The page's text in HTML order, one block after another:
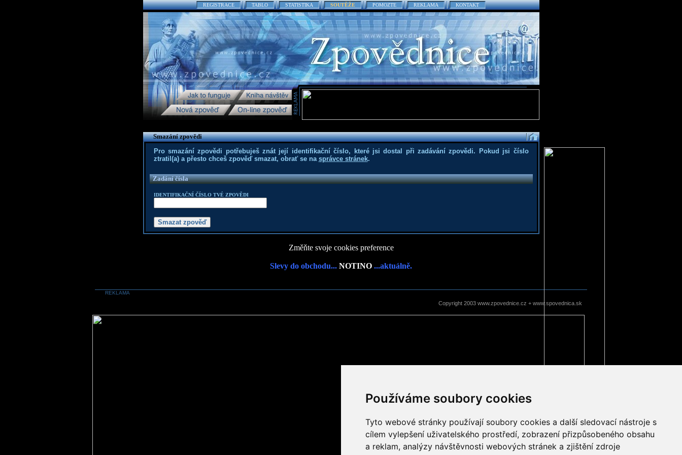
Používáme soubory cookies
Tyto webové stránky používají soubory cookies a další sledovací nástroje s
cílem vylepšení uživatelského prostředí, zobrazení přizpůsobeného obsahu
a reklam, analýzy návštěvnosti webových stránek a zjištění zdroje
REGISTRACE TABLO STATISTIKA SOUTĚŽE POMOZTE REKLAMA KONTAKT
Smazání zpovědi
Pro smazání zpovědi potřebuješ znát její identifikační číslo, které jsi dostal při zadávání zpovědi. Pokud jsi číslo
ztratil(a) a přesto chceš zpověď smazat, obrať se na správce stránek.
Zadání čísla
IDENTIFIKAČNÍ ČÍSLO TVÉ ZPOVĚDI
Změňte svoje cookies preference
Slevy do obchodu... NOTINO ...aktuálně.
REKLAMA
Copyright 2003 www.zpovednice.cz + www.spovednica.sk